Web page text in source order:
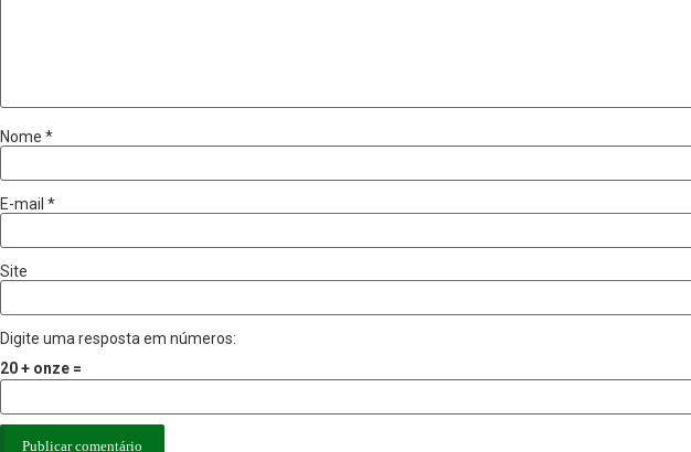
Nome *
E-mail *
Site
Digite uma resposta em números:
20 + onze =